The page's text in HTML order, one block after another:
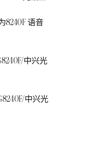
已 Root 版官方
Policy
手玩）
開箱與動手玩
IPv6 地址
ZTE ZXHN
）影
8240F 语音
中兴光
中兴光